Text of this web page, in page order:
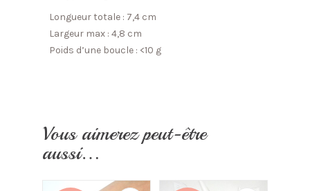
Longueur totale : 7,4 cm
Largeur max : 4,8 cm
Poids d’une boucle : <10 g
Vous aimerez peut-être
aussi…